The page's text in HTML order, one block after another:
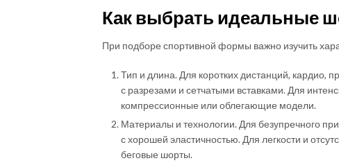
Как выбрать идеальные
При подборе спортивной формы важно изучить
Тип и длина. Для коротких дистанций, кардио,
с разрезами и сетчатыми вставками. Для
компрессионные или облегающие модели.
Материалы и технологии. Для безупречного
с хорошей эластичностью. Для легкости и
беговые шорты.